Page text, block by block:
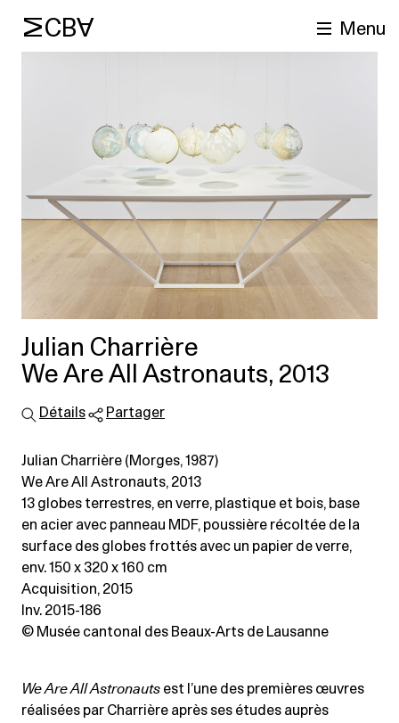
MCBA Menu
Julian Charrière
We Are All Astronauts, 2013
Détails Partager
Julian Charrière (Morges, 1987)
We Are All Astronauts, 2013
13 globes terrestres, en verre, plastique et bois, base
en acier avec panneau MDF, poussière récoltée de la
surface des globes frottés avec un papier de verre,
env. 150 x 320 x 160 cm
Acquisition, 2015
Inv. 2015-186
© Musée cantonal des Beaux-Arts de Lausanne
We Are All Astronauts est l’une des premières œuvres
réalisées par Charrière après ses études auprès